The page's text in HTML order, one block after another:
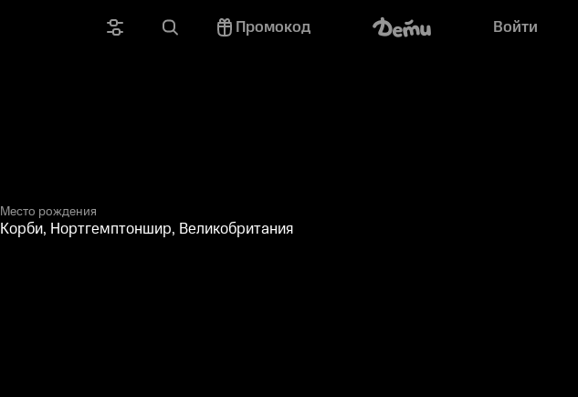
Промокод Войти
Место рождения
Корби, Нортгемптоншир, Великобритания